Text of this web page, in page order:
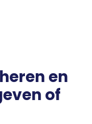
en
of